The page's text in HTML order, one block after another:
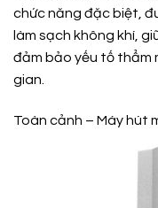
chức năng đặc biệt,
làm sạch không khí,
đảm bảo yếu tố thẩm
gian.
Toàn cảnh – Máy hút